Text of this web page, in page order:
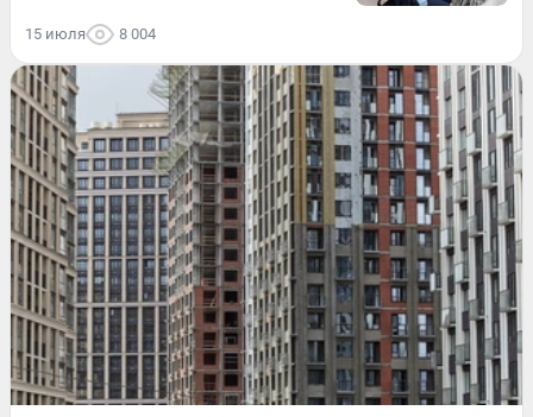
15 июля 8 004